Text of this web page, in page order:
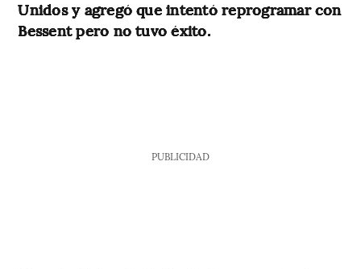
Unidos y agregó que intentó reprogramar con
Bessent pero no tuvo éxito.
PUBLICIDAD